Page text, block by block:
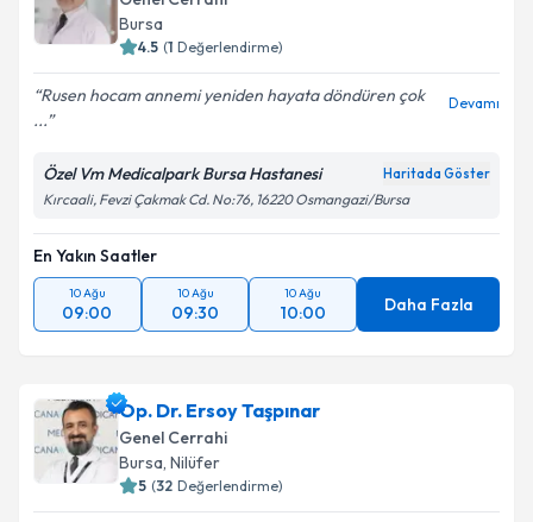
E-posta Adresiniz
Metni'ni okudum ve kişisel verilerimin belirtilen
kapsamda işlenmesini kabul ediyorum.
Takvim Talebini Gönder
Bursa
4.5 (1 Değerlendirme)
Rusen hocam annemi yeniden hayata döndüren çok
...
Devamı
Özel Vm Medicalpark Bursa Hastanesi Haritada Göster
Kırcaali, Fevzi Çakmak Cd. No:76, 16220 Osmangazi/Bursa
En Yakın Saatler
10 Ağu
09:00
10 Ağu
09:30
10 Ağu
10:00 Daha Fazla
Op. Dr. Ersoy Taşpınar
Genel Cerrahi
Bursa, Nilüfer
5 (32 Değerlendirme)